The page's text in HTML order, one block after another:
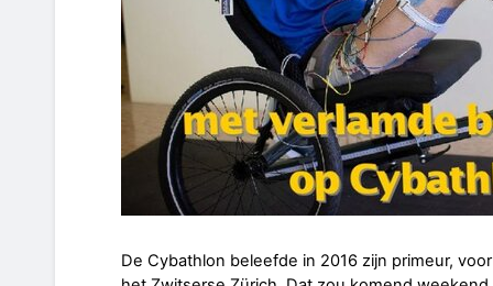
De Cybathlon beleefde in 2016 zijn primeur,